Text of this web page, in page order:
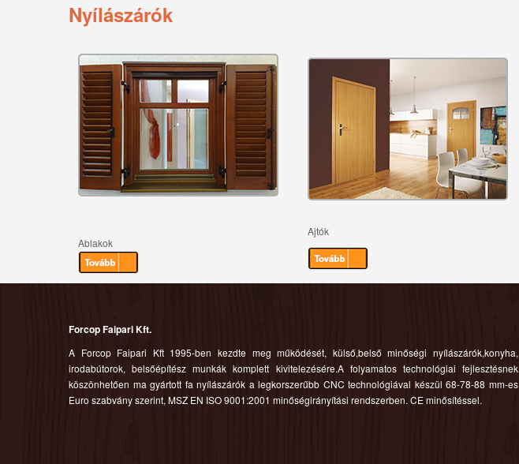
Nyílászárók
Ablakok
Ajtók
Forcop Faipari Kft.
A Forcop Faipari Kft 1995-ben kezdte meg működését, külső,belső minőségi nyílászárók,konyha,
irodabútorok, belsőépítész munkák komplett kivitelezésére.A folyamatos technológiai fejlesztésnek
köszönhetően ma gyártott fa nyílászárók a legkorszerűbb CNC technológiával készül 68-78-88 mm-es
Euro szabvány szerint, MSZ EN ISO 9001:2001 minőségirányítási rendszerben. CE minősítéssel.